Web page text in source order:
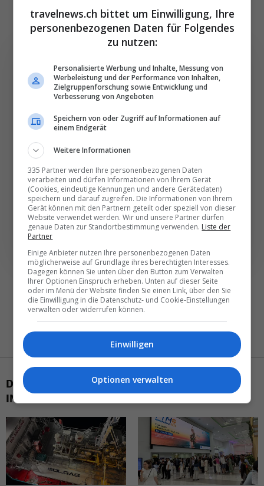
Die wichtigsten und
besten News direkt in
Ihr E‑Mail-Postfach
weniger. Bei Travel­news haben Sie die Wahl.
NEWSLETTER ENTDECKEN
DAS KÖNNTE SIE AUCH
INTERESSIEREN
travelnews.ch bittet um Einwilligung, Ihre
personenbezogenen Daten für Folgendes
zu nutzen:
Personalisierte Werbung und Inhalte, Messung von
Werbeleistung und der Performance von Inhalten,
Zielgruppenforschung sowie Entwicklung und
Verbesserung von Angeboten
Speichern von oder Zugriff auf Informationen auf
einem Endgerät
Weitere Informationen
335 Partner werden Ihre personenbezogenen Daten
verarbeiten und dürfen Informationen von Ihrem Gerät
(Cookies, eindeutige Kennungen und andere Gerätedaten)
speichern und darauf zugreifen. Die Informationen von Ihrem
Gerät können mit den Partnern geteilt oder speziell von dieser
Website verwendet werden. Wir und unsere Partner dürfen
genaue Daten zur Standortbestimmung verwenden. Liste der
Partner
Einige Anbieter nutzen Ihre personenbezogenen Daten
möglicherweise auf Grundlage ihres berechtigten Interesses.
Dagegen können Sie unten über den Button zum Verwalten
Ihrer Optionen Einspruch erheben. Unten auf dieser Seite
oder im Menü der Website finden Sie einen Link, über den Sie
die Einwilligung in die Datenschutz- und Cookie-Einstellungen
verwalten oder widerrufen können.
Einwilligen
Optionen verwalten